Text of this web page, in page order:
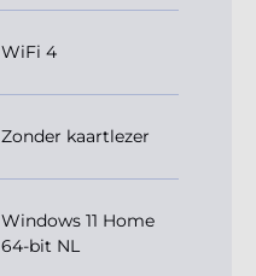
WiFi 4
Zonder kaartlezer
Windows 11 Home
64-bit NL